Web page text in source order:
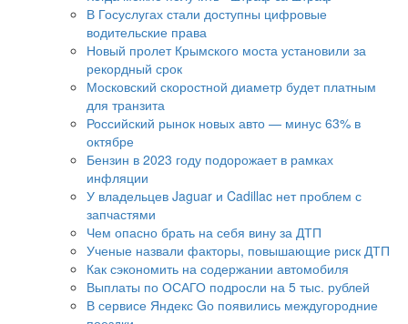
В Госуслугах стали доступны цифровые
водительские права
Новый пролет Крымского моста установили за
рекордный срок
Московский скоростной диаметр будет платным
для транзита
Российский рынок новых авто — минус 63% в
октябре
Бензин в 2023 году подорожает в рамках
инфляции
У владельцев Jaguar и Cadillac нет проблем с
запчастями
Чем опасно брать на себя вину за ДТП
Ученые назвали факторы, повышающие риск ДТП
Как сэкономить на содержании автомобиля
Выплаты по ОСАГО подросли на 5 тыс. рублей
В сервисе Яндекс Gо появились междугородние